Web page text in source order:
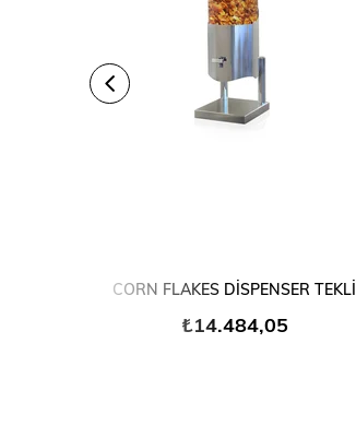
SEPETE EKLE
CORN FLAKES DİSPENSER TEKLİ
₺14.484,05